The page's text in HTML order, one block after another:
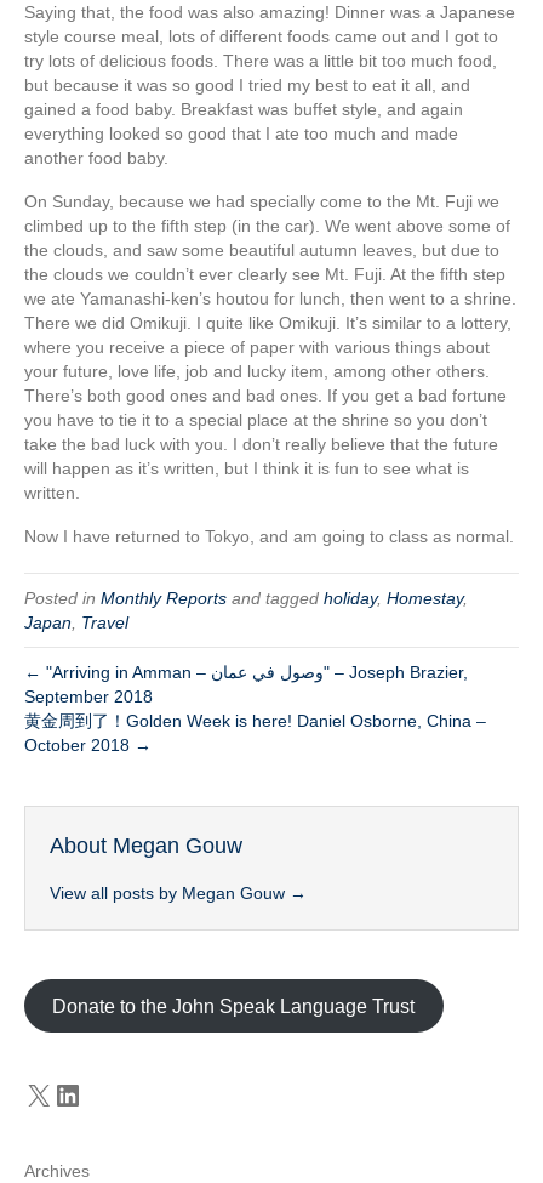
Saying that, the food was also amazing! Dinner was a Japanese
style course meal, lots of different foods came out and I got to
try lots of delicious foods. There was a little bit too much food,
but because it was so good I tried my best to eat it all, and
gained a food baby. Breakfast was buffet style, and again
everything looked so good that I ate too much and made
another food baby.
On Sunday, because we had specially come to the Mt. Fuji we
climbed up to the fifth step (in the car). We went above some of
the clouds, and saw some beautiful autumn leaves, but due to
the clouds we couldn’t ever clearly see Mt. Fuji. At the fifth step
we ate Yamanashi-ken’s houtou for lunch, then went to a shrine.
There we did Omikuji. I quite like Omikuji. It’s similar to a lottery,
where you receive a piece of paper with various things about
your future, love life, job and lucky item, among other others.
There’s both good ones and bad ones. If you get a bad fortune
you have to tie it to a special place at the shrine so you don’t
take the bad luck with you. I don’t really believe that the future
will happen as it’s written, but I think it is fun to see what is
written.
Now I have returned to Tokyo, and am going to class as normal.
Posted in Monthly Reports and tagged holiday, Homestay,
Japan Travel
← "Arriving in Amman – وصول في عمان" – Joseph Brazier,
September 2018
黄金周到了！Golden Week is here! Daniel Osborne, China –
October 2018 →
About Megan Gouw
View all posts by Megan Gouw →
Donate to the John Speak Language Trust
X LinkedIn
Archives